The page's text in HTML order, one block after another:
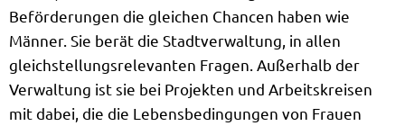
Beförderungen die gleichen Chancen haben wie
Männer. Sie berät die Stadtverwaltung, in allen
gleichstellungsrelevanten Fragen. Außerhalb der
Verwaltung ist sie bei Projekten und Arbeitskreisen
mit dabei, die die Lebensbedingungen von Frauen